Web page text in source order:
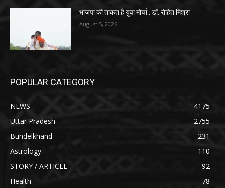
भाजपा की ताकत है युवा मोर्चा : डॉ. रोहित मिश्रा
August 5, 2026
POPULAR CATEGORY
NEWS
4175
Uttar Pradesh
2755
Bundelkhand
231
Astrology
110
STORY / ARTICLE
92
Health
78